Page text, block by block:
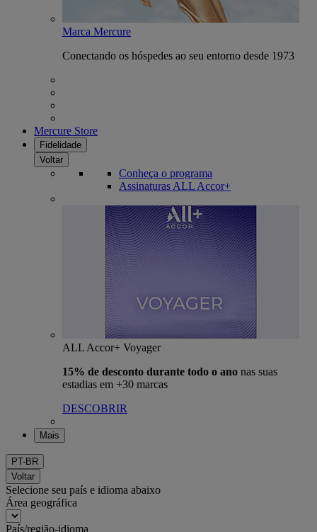
Marca Mercure
Conectando os hóspedes ao seu entorno desde 1973
Mercure Store
Fidelidade
Voltar
Conheça o programa
Assinaturas ALL Accor+
ALL Accor+ Voyager
15% de desconto durante todo o ano nas suas
estadias em +30 marcas
DESCOBRIR
Mais
PT-BR
Voltar
Selecione seu país e idioma abaixo
Área geográfica
País/região-idioma